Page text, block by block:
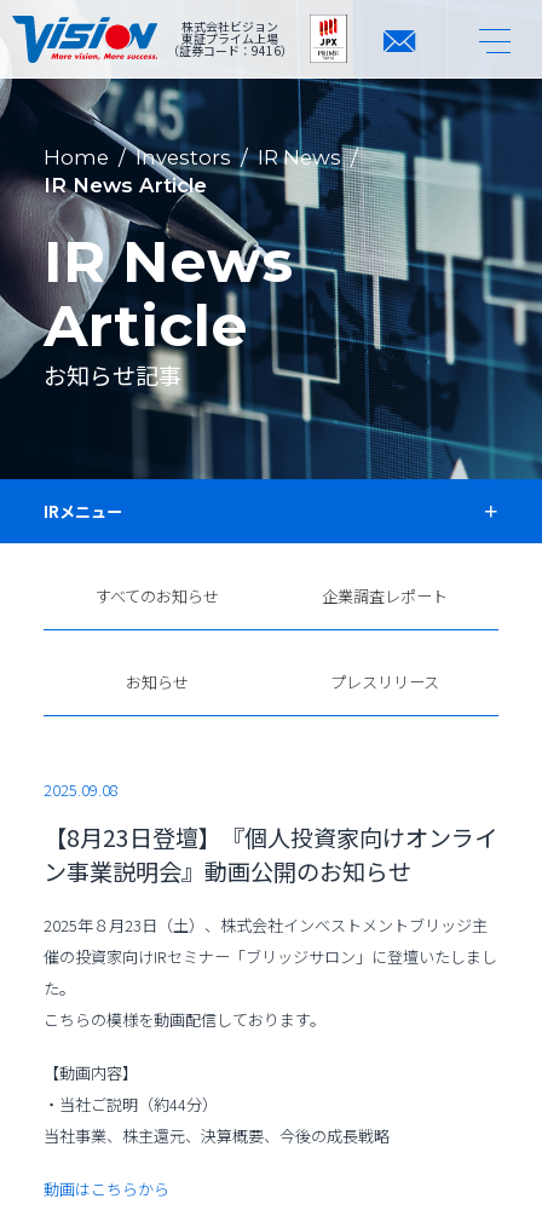
株式会社ビジョン
東証プライム上場
（証券コード：9416）
Home /Investors/IR News/
IR News Article
IR News
Article
お知らせ記事
IRメニュー
すべてのお知らせ 企業調査レポート
お知らせ プレスリリース
2025.09.08
【8月23日登壇】『個人投資家向けオンライ
ン事業説明会』動画公開のお知らせ
2025年８月23日（土）、株式会社インベストメントブリッジ主
催の投資家向けIRセミナー「ブリッジサロン」に登壇いたしまし
た。
こちらの模様を動画配信しております。
【動画内容】
・当社ご説明（約44分）
当社事業、株主還元、決算概要、今後の成長戦略
動画はこちらから